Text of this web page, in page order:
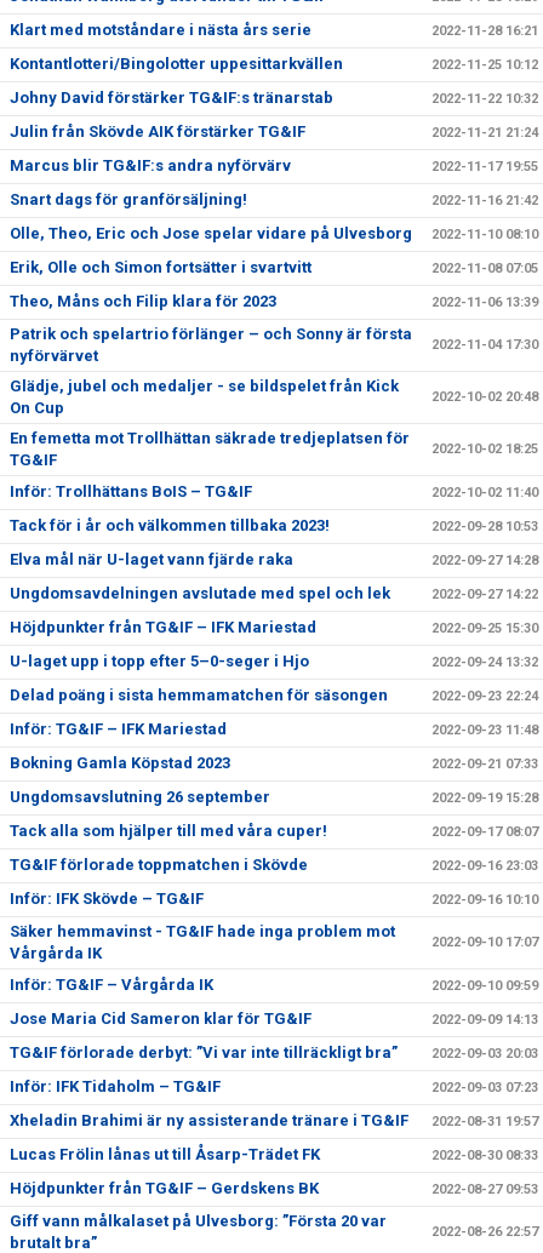
Klart med motståndare i nästa års serie 2022-11-28 16:21
Kontantlotteri/Bingolotter uppesittarkvällen 2022-11-25 10:12
Johny David förstärker TG&IF:s tränarstab 2022-11-22 10:32
Julin från Skövde AIK förstärker TG&IF 2022-11-21 21:24
Marcus blir TG&IF:s andra nyförvärv 2022-11-17 19:55
Snart dags för granförsäljning! 2022-11-16 21:42
Olle, Theo, Eric och Jose spelar vidare på Ulvesborg 2022-11-10 08:10
Erik, Olle och Simon fortsätter i svartvitt 2022-11-08 07:05
Theo, Måns och Filip klara för 2023 2022-11-06 13:39
Patrik och spelartrio förlänger – och Sonny är första
nyförvärvet
2022-11-04 17:30
Glädje, jubel och medaljer - se bildspelet från Kick
On Cup
2022-10-02 20:48
En femetta mot Trollhättan säkrade tredjeplatsen för
TG&IF
2022-10-02 18:25
Inför: Trollhättans BoIS – TG&IF 2022-10-02 11:40
Tack för i år och välkommen tillbaka 2023! 2022-09-28 10:53
Elva mål när U-laget vann fjärde raka 2022-09-27 14:28
Ungdomsavdelningen avslutade med spel och lek 2022-09-27 14:22
Höjdpunkter från TG&IF – IFK Mariestad 2022-09-25 15:30
U-laget upp i topp efter 5–0-seger i Hjo 2022-09-24 13:32
Delad poäng i sista hemmamatchen för säsongen 2022-09-23 22:24
Inför: TG&IF – IFK Mariestad 2022-09-23 11:48
Bokning Gamla Köpstad 2023 2022-09-21 07:33
Ungdomsavslutning 26 september 2022-09-19 15:28
Tack alla som hjälper till med våra cuper! 2022-09-17 08:07
TG&IF förlorade toppmatchen i Skövde 2022-09-16 23:03
Inför: IFK Skövde – TG&IF 2022-09-16 10:10
Säker hemmavinst - TG&IF hade inga problem mot
Vårgårda IK
2022-09-10 17:07
Inför: TG&IF – Vårgårda IK 2022-09-10 09:59
Jose Maria Cid Sameron klar för TG&IF 2022-09-09 14:13
TG&IF förlorade derbyt: ”Vi var inte tillräckligt bra” 2022-09-03 20:03
Inför: IFK Tidaholm – TG&IF 2022-09-03 07:23
Xheladin Brahimi är ny assisterande tränare i TG&IF 2022-08-31 19:57
Lucas Frölin lånas ut till Åsarp-Trädet FK 2022-08-30 08:33
Höjdpunkter från TG&IF – Gerdskens BK 2022-08-27 09:53
Giff vann målkalaset på Ulvesborg: ”Första 20 var
brutalt bra”
2022-08-26 22:57